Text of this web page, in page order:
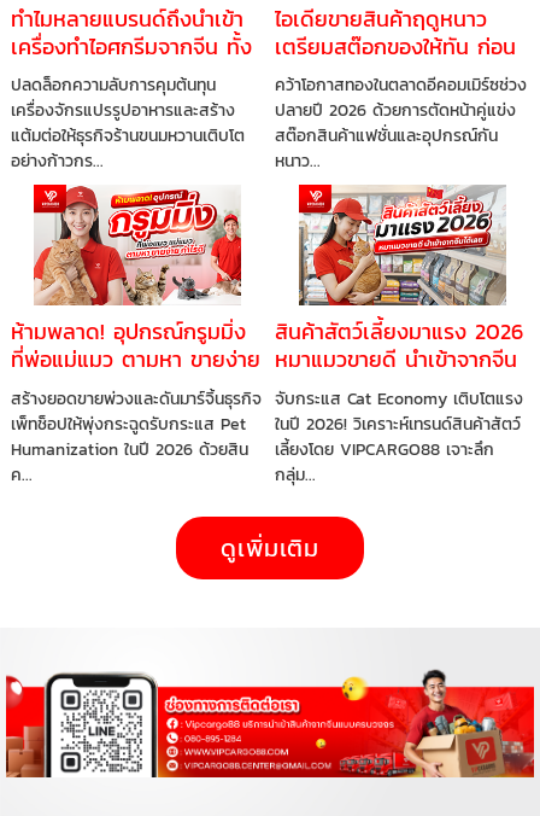
ทำไมหลายแบรนด์ถึงนำเข้า
เครื่องทำไอศกรีมจากจีน ทั้ง
ที่มีตัวเลือกในไทย
ปลดล็อกความลับการคุมต้นทุน
เครื่องจักรแปรรูปอาหารและสร้าง
แต้มต่อให้ธุรกิจร้านขนมหวานเติบโต
อย่างก้าวกร...
ไอเดียขายสินค้าฤดูหนาว
เตรียมสต๊อกของให้ทัน ก่อน
คู่แข่งแย่งลูกค้าไปหมด
คว้าโอกาสทองในตลาดอีคอมเมิร์ซช่วง
ปลายปี 2026 ด้วยการตัดหน้าคู่แข่ง
สต๊อกสินค้าแฟชั่นและอุปกรณ์กัน
หนาว...
ห้ามพลาด! อุปกรณ์กรูมมิ่ง
ที่พ่อแม่แมว ตามหา ขายง่าย
กำไรดี ทำไมร้านค้าออนไลน์
ควรรีบสต๊อก
สร้างยอดขายพ่วงและดันมาร์จิ้นธุรกิจ
เพ็ทช็อปให้พุ่งกระฉูดรับกระแส Pet
Humanization ในปี 2026 ด้วยสิน
ค...
สินค้าสัตว์เลี้ยงมาแรง 2026
หมาแมวขายดี นำเข้าจากจีน
ได้เลย
จับกระแส Cat Economy เติบโตแรง
ในปี 2026! วิเคราะห์เทรนด์สินค้าสัตว์
เลี้ยงโดย VIPCARGO88 เจาะลึก
กลุ่ม...
ดูเพิ่มเติม